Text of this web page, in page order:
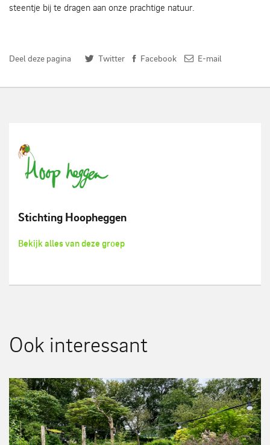
steentje bij te dragen aan onze prachtige natuur.
Deel deze pagina Twitter Facebook E-mail
Stichting Hoopheggen
Bekijk alles van deze groep
Ook interessant